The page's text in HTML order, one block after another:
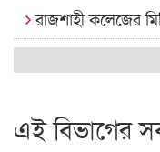
রাজশাহী কলেজের
কেমন আছে আমাদের
রাজশাইন একাডেমির
এই বিভাগের